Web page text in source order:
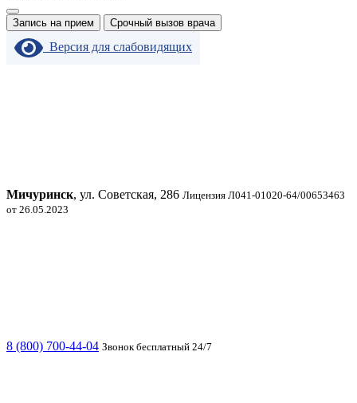
Запись на прием Срочный вызов врача
Версия для слабовидящих
Мичуринск, ул. Советская, 286 Лицензия Л041-01020-64/00653463
от 26.05.2023
8 (800) 700-44-04 Звонок бесплатный 24/7